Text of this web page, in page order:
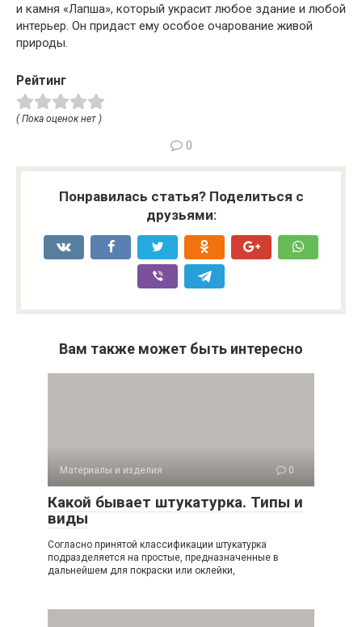
и камня «Лапша», который украсит любое здание и любой
интерьер. Он придаст ему особое очарование живой
природы.
Рейтинг
( Пока оценок нет )
0
Понравилась статья? Поделиться с
друзьями:
Вам также может быть интересно
Материалы и изделия 0
Какой бывает штукатурка. Типы и
виды
Согласно принятой классификации штукатурка
подразделяется на простые, предназначенные в
дальнейшем для покраски или оклейки,